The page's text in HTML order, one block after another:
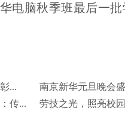
电脑秋季班最后一
...
南京新华元旦晚会
传...
劳技之光，照亮校